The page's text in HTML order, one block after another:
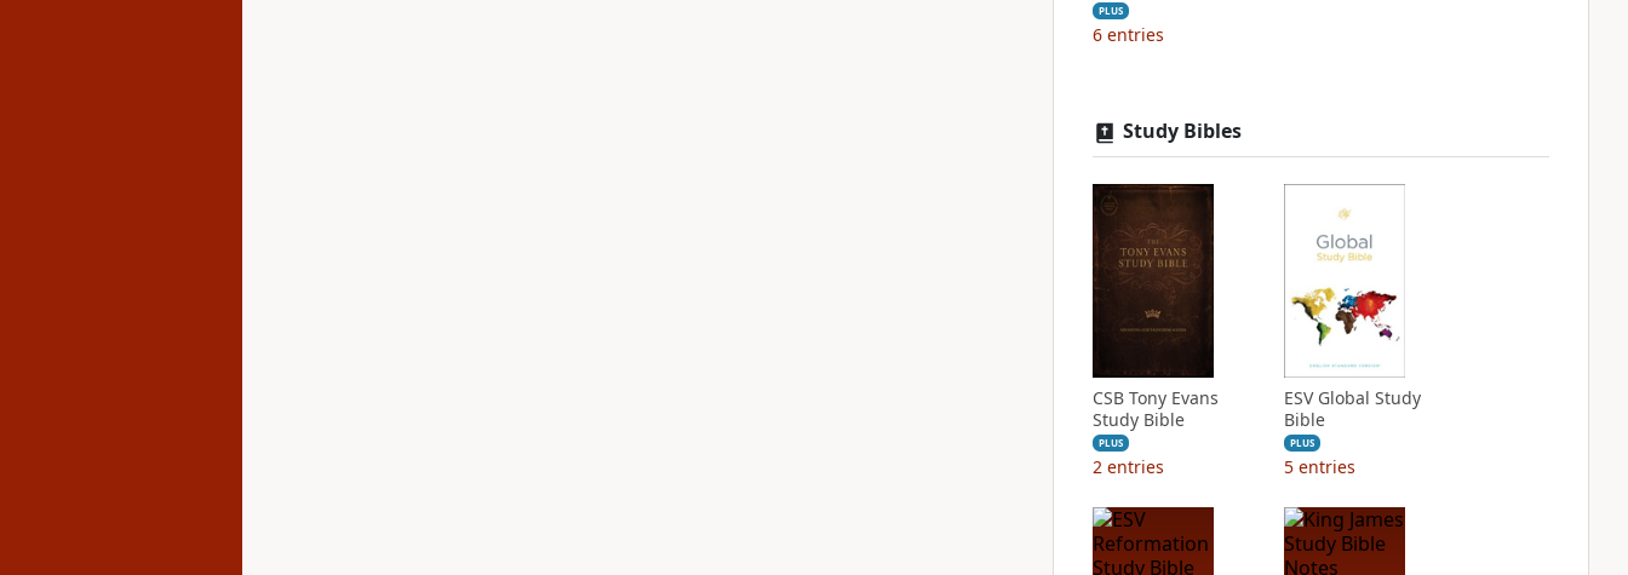
PLUS
6 entries
Study Bibles
CSB Tony Evans
Study Bible
PLUS
2 entries
ESV Global Study
Bible
PLUS
5 entries